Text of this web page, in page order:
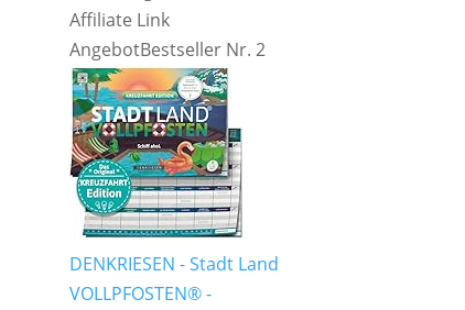
Affiliate Link
AngebotBestseller Nr. 2
DENKRIESEN - Stadt Land
VOLLPFOSTEN® -